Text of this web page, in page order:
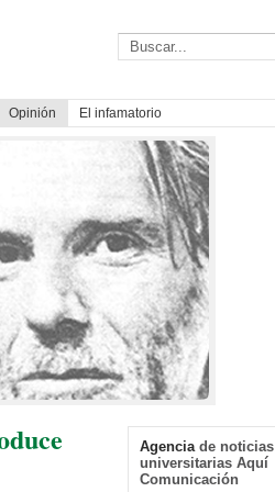
Opinión El infamatorio
Agencia de noticias
universitarias Aquí
Comunicación